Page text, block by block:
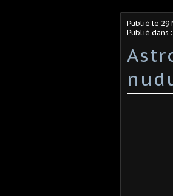
Publié le 29
Publié dans :